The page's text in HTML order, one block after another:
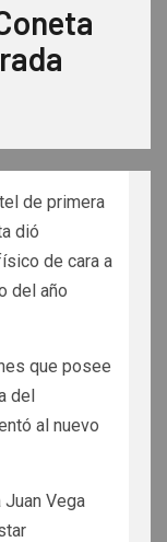
de primera
dió
de cara a
del año
que posee
del
al nuevo
Vega